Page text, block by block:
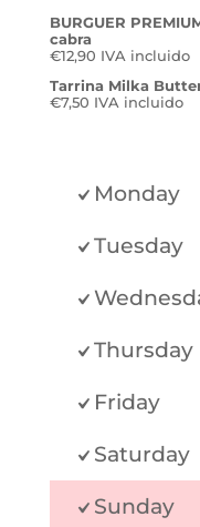
BURGUER
cabra
€12,90 IVA incluido
Tarrina Milka
€7,50 IVA incluido
Monday
Tuesday
Thursday
Friday
Saturday
Sunday